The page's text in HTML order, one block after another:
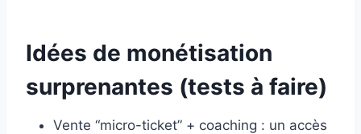
Idées de monétisation
surprenantes (tests à faire)
Vente “micro-ticket” + coaching : un accès